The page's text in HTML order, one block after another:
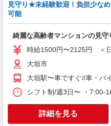
キープ
株式会社kotrio /●NG-H-1992450
大垣駅≫高収
通費全支給(ガ
大垣市
キープ
見守り★未経験歓迎！負担少な
可能
綺麗な高齢者マンションの見守
時給1500円〜2125円 ＜
大垣市
大垣駅〜車ですぐ//車・バ
シフト制/週3日〜 ・
詳細を見る